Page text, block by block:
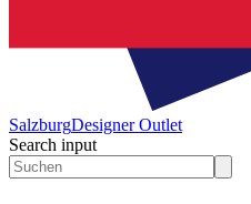
SalzburgDesigner Outlet
Search input